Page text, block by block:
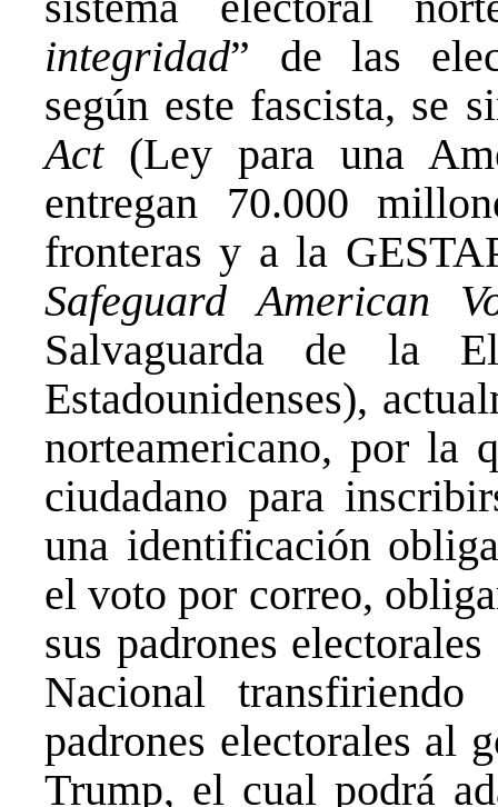
integridad” de las
según este fascista, se
Act(Ley para una
entregan 70.000
fronteras y a la
Safeguard American
Salvaguarda de la
Estadounidenses),
norteamericano, por la
ciudadano para
una identificación
el voto por correo,
sus padrones
Nacional
padrones electorales al
Trump, el cual podrá